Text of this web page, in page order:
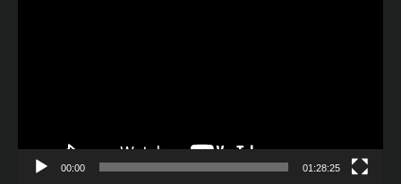
00:00 01:28:25